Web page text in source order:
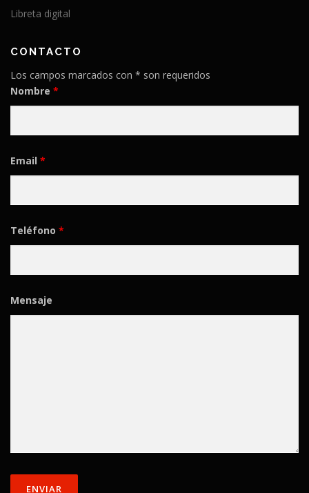
Libreta digital
CONTACTO
Los campos marcados con * son requeridos
Nombre *
Email *
Teléfono *
Mensaje